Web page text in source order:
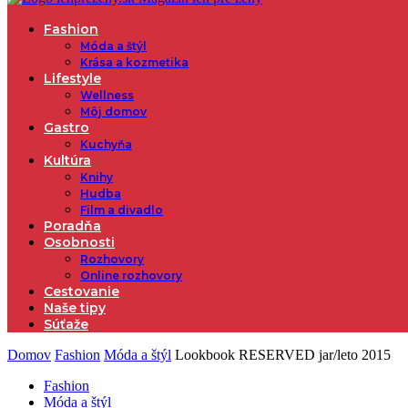
Fashion
Móda a štýl
Krása a kozmetika
Lifestyle
Wellness
Môj domov
Gastro
Kuchyňa
Kultúra
Knihy
Hudba
Film a divadlo
Poradňa
Osobnosti
Rozhovory
Online rozhovory
Cestovanie
Naše tipy
Súťaže
Domov Fashion Móda a štýl Lookbook RESERVED jar/leto 2015
Fashion
Móda a štýl